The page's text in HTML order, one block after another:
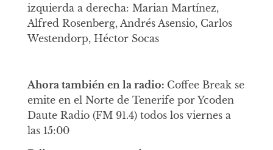
izquierda a derecha: Marian Martínez,
Alfred Rosenberg, Andrés Asensio, Carlos
Westendorp, Héctor Socas
Ahora también en la radio: Coffee Break se
emite en el Norte de Tenerife por Ycoden
Daute Radio (FM 91.4) todos los viernes a
las 15:00